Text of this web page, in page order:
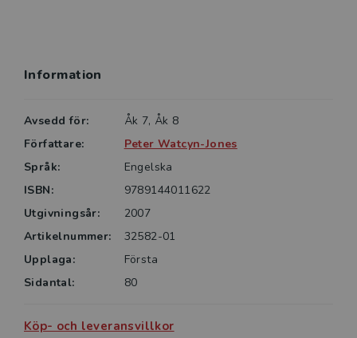
Information
Avsedd för:
Åk 7, Åk 8
Författare:
Peter Watcyn-Jones
Språk:
Engelska
ISBN:
9789144011622
Utgivningsår:
2007
Artikelnummer:
32582-01
Upplaga:
Första
Sidantal:
80
Köp- och leveransvillkor